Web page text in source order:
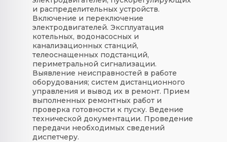
и распределительных устройств.
Включение и переключение
электродвигателей. Эксплуатация
котельных, водонасосных и
канализационных станций,
телеоснащенных подстанций,
периметральной сигнализации.
Выявление неисправностей в работе
оборудования; систем дистанционного
управления и вывод их в ремонт. Прием
выполненных ремонтных работ и
проверка готовности к пуску. Ведение
технической документации. Проведение
передачи необходимых сведений
диспетчеру.